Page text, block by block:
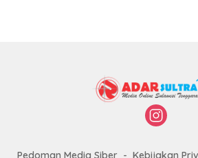
Pedoman Media Siber Kebijakan